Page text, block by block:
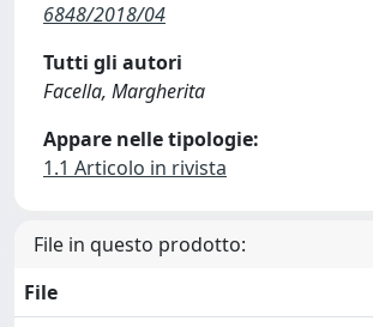
6848/2018/04
Tutti gli autori
Facella, Margherita
Appare nelle tipologie:
1.1 Articolo in rivista
File in questo prodotto:
File